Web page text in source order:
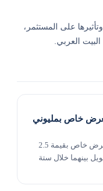
على المستثمر،
العربي.
خاص بمليوني
كانت إي. إف. هاتون الوكيل الحصري لإجراء عرض خاص بقيمة 2.5
بينهما خلال ستة